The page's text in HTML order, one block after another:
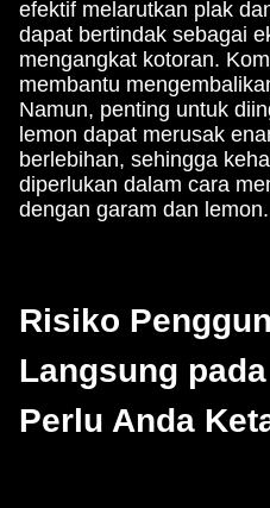
efektif melarutkan plak
dapat bertindak sebagai
mengangkat kotoran.
membantu
Namun, penting untuk
lemon dapat merusak
berlebihan, sehingga
diperlukan dalam cara
dengan garam dan lemon.
Risiko
Langsung
Perlu Anda